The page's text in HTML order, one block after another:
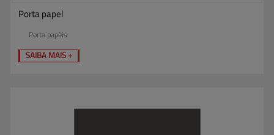
Porta papel
Porta papéis
SAIBA MAIS +